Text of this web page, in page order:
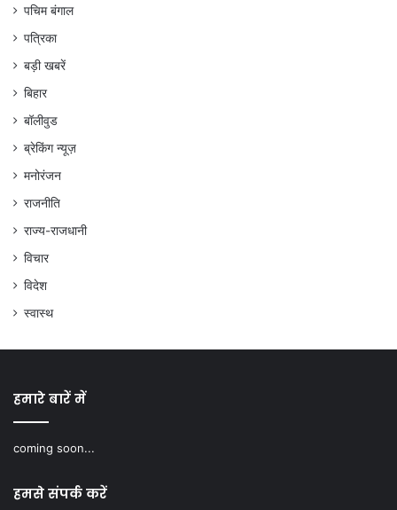
पचिम बंगाल
पत्रिका
बड़ी खबरें
बिहार
बॉलीवुड
ब्रेकिंग न्यूज़
मनोरंजन
राजनीति
राज्य-राजधानी
विचार
विदेश
स्वास्थ
हमारे बारें में
coming soon...
हमसे संपर्क करें